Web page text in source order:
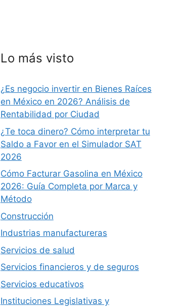
Lo más visto
¿Es negocio invertir en Bienes Raíces
en México en 2026? Análisis de
Rentabilidad por Ciudad
¿Te toca dinero? Cómo interpretar tu
Saldo a Favor en el Simulador SAT
2026
Cómo Facturar Gasolina en México
2026: Guía Completa por Marca y
Método
Construcción
Industrias manufactureras
Servicios de salud
Servicios financieros y de seguros
Servicios educativos
Instituciones Legislativas y